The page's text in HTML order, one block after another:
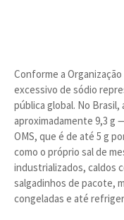
Conforme a
excessivo de sódio
pública global. No Brasil,
aproximadamente 9,3 g
OMS, que é de até 5 g
como o próprio sal de
industrializados, caldos
salgadinhos de pacote,
congeladas e até